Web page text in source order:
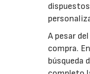
A pesar
compra.
búsqueda